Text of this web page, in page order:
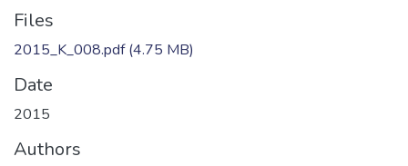
Files
2015_K_008.pdf(4.75 MB)
Date
2015
Authors